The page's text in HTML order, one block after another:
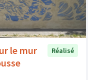
le mur
Réalisé